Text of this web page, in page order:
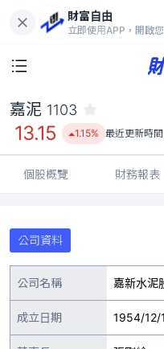
財富自由
立即使用APP，開啟
13.15
嘉泥 1103
13.15 1.15% 最近更新時間
個股概覽 財務報表
公司資料
公司名稱 嘉新水泥
成立日期 1954/12/